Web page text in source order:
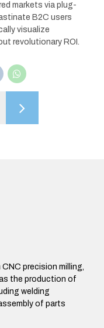
markets via plug-
B2C users
visualize
revolutionary ROI.
precision milling,
the production of
welding
of parts